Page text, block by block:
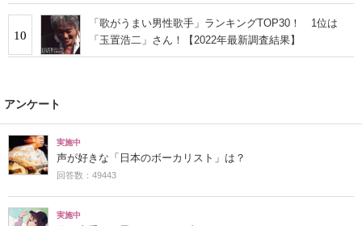
10
「歌がうまい男性歌手」ランキングTOP30！ 1位は
「玉置浩二」さん！【2022年最新調査結果】
アンケート
実施中
声が好きな「日本のボーカリスト」は？
回答数：49443
実施中